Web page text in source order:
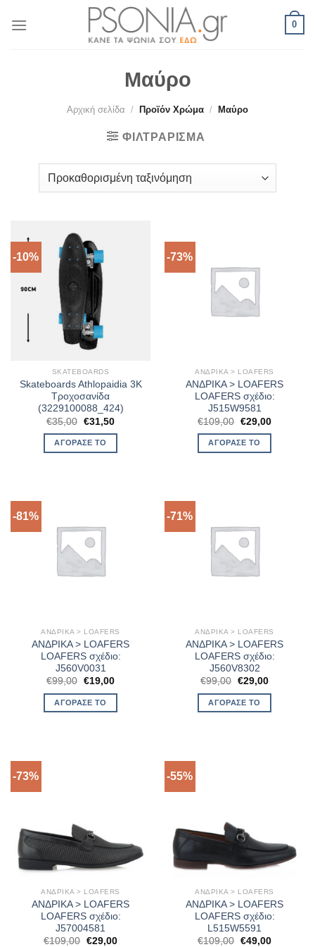
0
Μαύρο
Αρχική σελίδα / Προϊόν Χρώμα / Μαύρο
ΦΙΛΤΡΆΡΙΣΜΑ
-10%
SKATEBOARDS
Skateboards Athlopaidia 3Κ
Τροχοσανίδα
(3229100088_424)
€35,00 Original
price
was:
€35,00.
€31,50Η
ΑΓΌΡΑΣΈ ΤΟ
-73%
ΑΝΔΡΙΚΑ > LOAFERS
ΑΝΔΡΙΚΑ > LOAFERS
LOAFERS σχέδιο:
J515W9581
€109,00 Original
price
was:
€109,00.
€29,00Η
ΑΓΌΡΑΣΈ ΤΟ
-81%
ΑΝΔΡΙΚΑ > LOAFERS
ΑΝΔΡΙΚΑ > LOAFERS
LOAFERS σχέδιο:
J560V0031
€99,00 Original
was:
€99,00.
€19,00Η
ΑΓΌΡΑΣΈ ΤΟ
-71%
ΑΝΔΡΙΚΑ > LOAFERS
ΑΝΔΡΙΚΑ > LOAFERS
LOAFERS σχέδιο:
J560V8302
€99,00 Original
was:
€99,00.
€29,00Η
ΑΓΌΡΑΣΈ ΤΟ
-73%
ΑΝΔΡΙΚΑ > LOAFERS
ΑΝΔΡΙΚΑ > LOAFERS
LOAFERS σχέδιο:
J57004581
€109,00 Original
€29,00Η
-55%
ΑΝΔΡΙΚΑ > LOAFERS
ΑΝΔΡΙΚΑ > LOAFERS
LOAFERS σχέδιο:
L515W5591
€109,00 Original
€49,00Η